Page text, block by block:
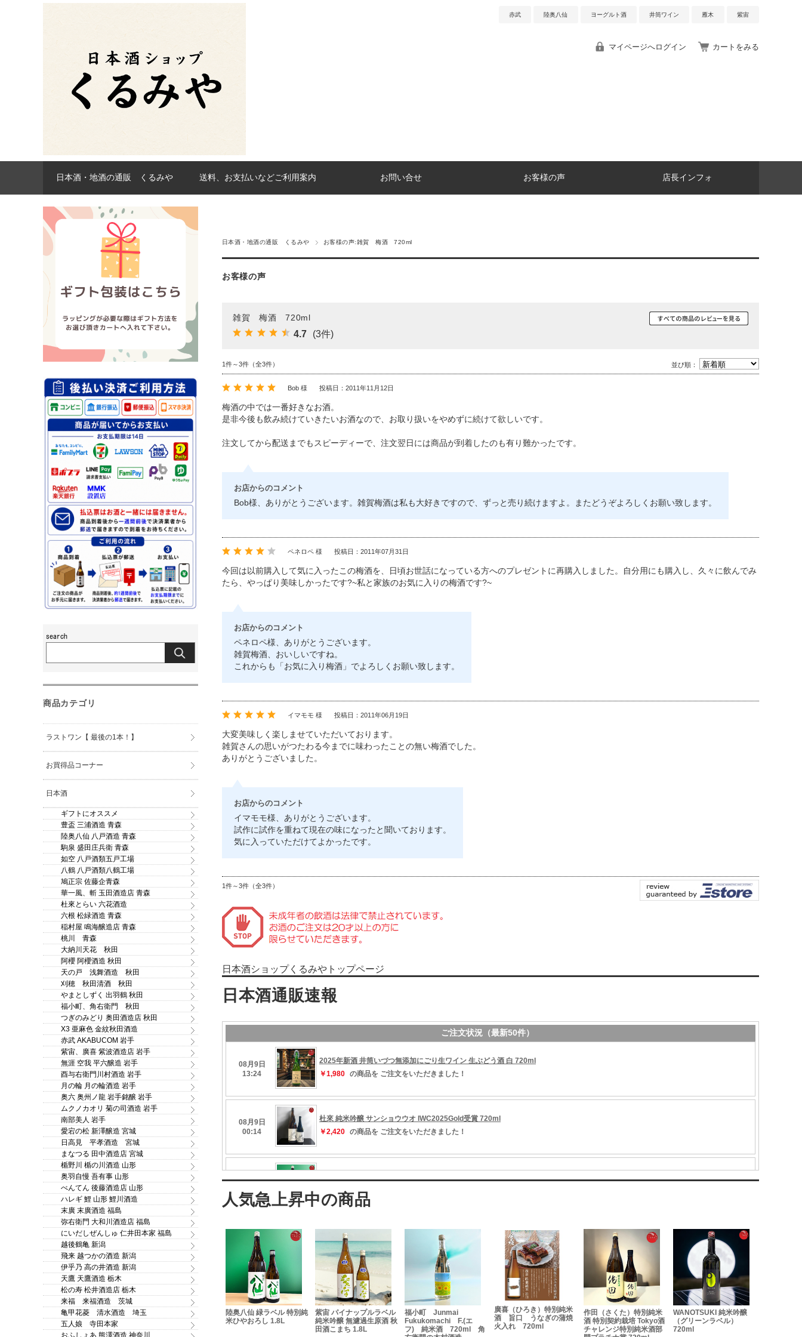
赤武 陸奥八仙 ヨーグルト酒 井筒ワイン 雁木 紫宙
マイページへログイン カートをみる
日本酒・地酒の通販 くるみや 送料、お支払いなどご利用案内 お問い合せ お客様の声 店長インフォ
日本酒・地酒の通販 くるみや お客様の声:雑賀 梅酒 720ml
お客様の声
雑賀 梅酒 720ml
4.7 (3件)
1件～3件（全3件） 並び順：
Bob 様 投稿日：2011年11月12日
梅酒の中では一番好きなお酒。
是非今後も飲み続けていきたいお酒なので、お取り扱いをやめずに続けて欲しいです。
注文してから配送までもスピーディーで、注文翌日には商品が到着したのも有り難かったです。
お店からのコメント
Bob様、ありがとうございます。雑賀梅酒は私も大好きですので、ずっと売り続けますよ。またどうぞよろしくお願い致します。
ペネロペ 様 投稿日：2011年07月31日
今回は以前購入して気に入ったこの梅酒を、日頃お世話になっている方へのプレゼントに再購入しました。自分用にも購入し、久々に飲んでみ
たら、やっぱり美味しかったです?~私と家族のお気に入りの梅酒です?~
お店からのコメント
ペネロペ様、ありがとうございます。
雑賀梅酒、おいしいですね。
これからも「お気に入り梅酒」でよろしくお願い致します。
イマモモ 様 投稿日：2011年06月19日
大変美味しく楽しませていただいております。
雑賀さんの思いがつたわる今までに味わったことの無い梅酒でした。
ありがとうございました。
お店からのコメント
イマモモ様、ありがとうございます。
試作に試作を重ねて現在の味になったと聞いております。
気に入っていただけてよかったです。
1件～3件（全3件）
日本酒ショップくるみやトップページ
賞味期限2026/07/31 蔵
王高原 超濃厚ヨーグルト
酒 1.8L ※危険なお酒です
陸奥八仙 緑ラベル 特別純
米ひやおろし 1.8L
紫宙 パイナップルラベル
純米吟醸 無濾過生原酒 秋
福小町 Junmai
Fukukomachi F.(エ
フ) 純米酒 720ml 角
廣喜（ひろき）特別純米
酒 旨口 うなぎの蒲焼
火入れ 720ml
作田（さくた）特別純米
酒 特別契約栽培 Tokyo酒
チャレンジ特別純米酒部
WANOTSUKI 純米吟醸
（グリーンラベル）
720ml
刈穂 Horizon Blue ホラ
イゾンブルー 純米吟醸
720ml
商品カテゴリ
ラストワン【 最後の1本！】
お買得品コーナー
日本酒
ギフトにオススメ
豊盃 三浦酒造 青森
陸奥八仙 八戸酒造 青森
駒泉 盛田庄兵衛 青森
如空 八戸酒類五戸工場
八鶴 八戸酒類八鶴工場
鳩正宗 佐藤企青森
華一風、斬 玉田酒造店 青森
杜來とらい 六花酒造
六根 松緑酒造 青森
稲村屋 鳴海醸造店 青森
桃川 青森
大納川天花 秋田
阿櫻 阿櫻酒造 秋田
天の戸 浅舞酒造 秋田
刈穂 秋田清酒 秋田
やまとしずく 出羽鶴 秋田
福小町、角右衛門 秋田
つぎのみどり 奥田酒造店 秋田
X3 亜麻色 金紋秋田酒造
赤武 AKABUCOM 岩手
紫宙、廣喜 紫波酒造店 岩手
無涯 空我 平六醸造 岩手
酉与右衛門川村酒造 岩手
月の輪 月の輪酒造 岩手
奥六 奥州ノ龍 岩手銘醸 岩手
ムクノカオリ 菊の司酒造 岩手
南部美人 岩手
愛宕の松 新澤醸造 宮城
日高見 平孝酒造 宮城
まなつる 田中酒造店 宮城
楯野川 楯の川酒造 山形
奥羽自慢 吾有事 山形
べんてん 後藤酒造店 山形
ハレギ 鯉 山形 鯉川酒造
末廣 末廣酒造 福島
弥右衛門 大和川酒造店 福島
にいだしぜんしゅ 仁井田本家 福島
越後鶴亀 新潟
飛来 越つかの酒造 新潟
伊乎乃 高の井酒造 新潟
天鷹 天鷹酒造 栃木
松の寿 松井酒造店 栃木
来福 来福酒造 茨城
亀甲花菱 清水酒造 埼玉
五人娘 寺田本家
おふしょあ 熊澤酒造 神奈川